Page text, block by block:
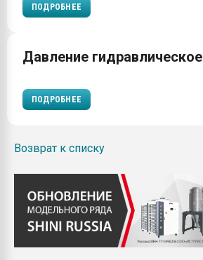
ПОДРОБНЕЕ
Давление гидравлическое
ПОДРОБНЕЕ
Возврат к списку